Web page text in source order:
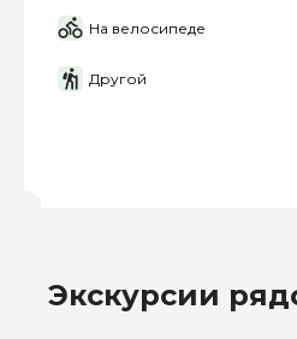
На велосипеде
Другой
Экскурсии